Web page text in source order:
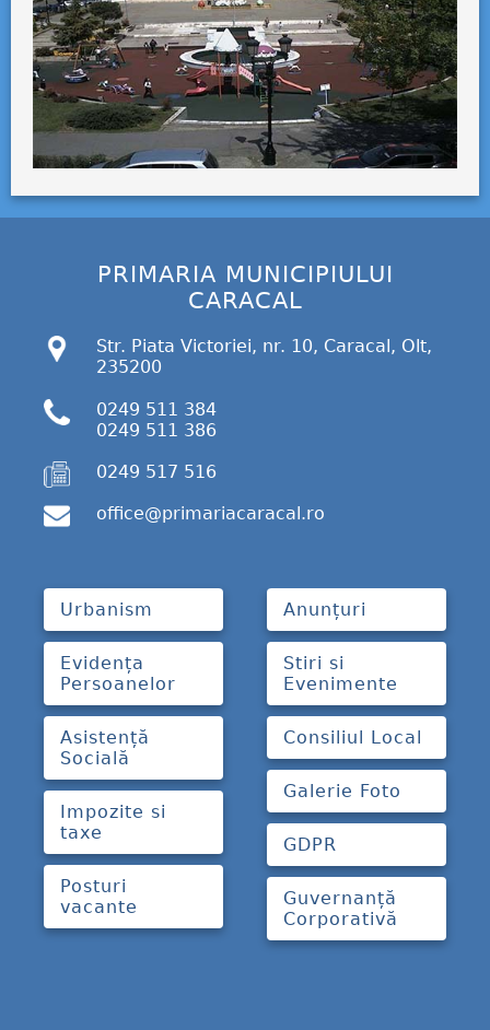
PRIMARIA MUNICIPIULUI
CARACAL
Str. Piata Victoriei, nr. 10, Caracal, Olt,
235200
0249 511 384
0249 511 386
0249 517 516
office@primariacaracal.ro
Urbanism
Evidența
Persoanelor
Asistență
Socială
Impozite si
taxe
Posturi
vacante
Anunțuri
Stiri si
Evenimente
Consiliul Local
Galerie Foto
GDPR
Guvernanță
Corporativă